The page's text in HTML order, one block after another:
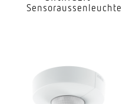
50000 Std
LED Kühlsystem
Passive Thermo Control
Sensoraussenleuchte